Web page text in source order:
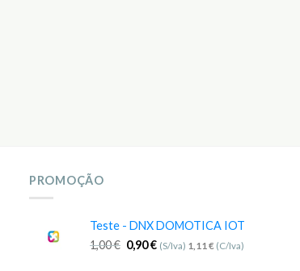
PROMOÇÃO
Teste - DNX DOMOTICA IOT
1,00€ 0,90€ (S/Iva) 1,11€ (C/Iva)